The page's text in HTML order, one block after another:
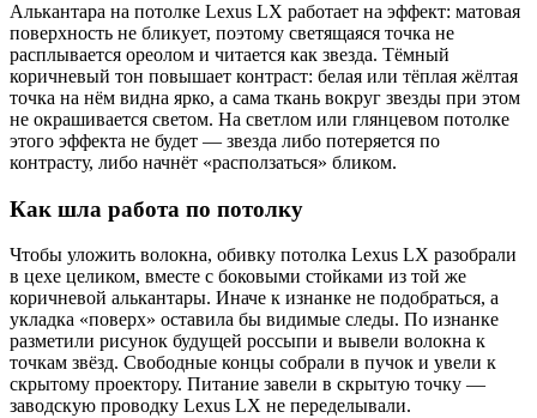
Алькантара на потолке Lexus LX работает на эффект: матовая
поверхность не бликует, поэтому светящаяся точка не
расплывается ореолом и читается как звезда. Тёмный
коричневый тон повышает контраст: белая или тёплая жёлтая
точка на нём видна ярко, а сама ткань вокруг звезды при этом
не окрашивается светом. На светлом или глянцевом потолке
этого эффекта не будет — звезда либо потеряется по
контрасту, либо начнёт «расползаться» бликом.
Как шла работа по потолку
Чтобы уложить волокна, обивку потолка Lexus LX разобрали
в цехе целиком, вместе с боковыми стойками из той же
коричневой алькантары. Иначе к изнанке не подобраться, а
укладка «поверх» оставила бы видимые следы. По изнанке
разметили рисунок будущей россыпи и вывели волокна к
точкам звёзд. Свободные концы собрали в пучок и увели к
скрытому проектору. Питание завели в скрытую точку —
заводскую проводку Lexus LX не переделывали.